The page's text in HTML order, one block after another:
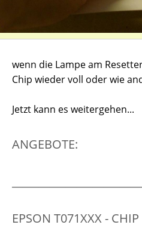
wenn die Lampe am
Chip wieder voll oder wie
Jetzt kann es weitergehen...
ANGEBOTE:
EPSON T071XXX -